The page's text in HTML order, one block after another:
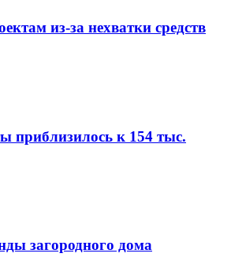
из-за нехватки средств
приблизилось к 154 тыс.
загородного дома